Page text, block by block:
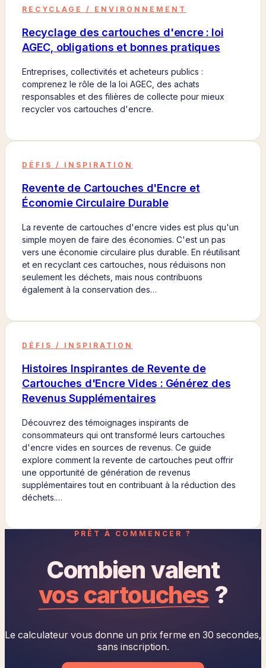
RECYCLAGE / ENVIRONNEMENT
Recyclage des cartouches d'encre : loi
AGEC, obligations et bonnes pratiques
Entreprises, collectivités et acheteurs publics :
comprenez le rôle de la loi AGEC, des achats
responsables et des filières de collecte pour mieux
recycler vos cartouches d'encre.
DÉFIS / INSPIRATION
Revente de Cartouches d'Encre et
Économie Circulaire Durable
La revente de cartouches d'encre vides est plus qu'un
simple moyen de faire des économies. C'est un pas
vers une économie circulaire plus durable. En réutilisant
et en recyclant ces cartouches, nous réduisons non
seulement les déchets, mais nous contribuons
également à la conservation des…
DÉFIS / INSPIRATION
Histoires Inspirantes de Revente de
Cartouches d'Encre Vides : Générez des
Revenus Supplémentaires
Découvrez des témoignages inspirants de
consommateurs qui ont transformé leurs cartouches
d'encre vides en sources de revenus. Ce guide
explore comment la revente de cartouches peut offrir
une opportunité de génération de revenus
supplémentaires tout en contribuant à la réduction des
déchets.…
PRÊT À COMMENCER ?
Combien valent
vos cartouches ?
Le calculateur vous donne un prix ferme en 30 secondes,
sans inscription.